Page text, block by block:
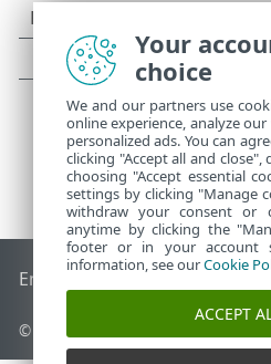
End of Life Baza wiedzy ESET
© 1992 - 2026 ESET, spol. s r.o. –
Your
choice
We and our partners use
online experience, analyze
personalized ads. You can
clicking "Accept all and
choosing "Accept essential
settings by clicking "Manage
withdraw your consent or
anytime by clicking the
footer or in your account
information, see ourCookie
ACCEPT